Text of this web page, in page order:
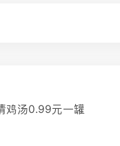
鸡汤0.99元一罐